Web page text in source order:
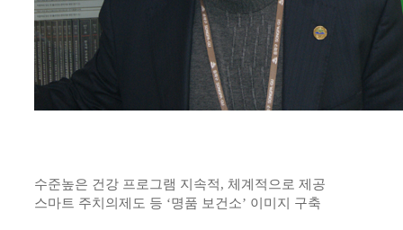
수준높은 건강 프로그램 지속적, 체계적으로 제공
스마트 주치의제도 등 ‘명품 보건소’ 이미지 구축